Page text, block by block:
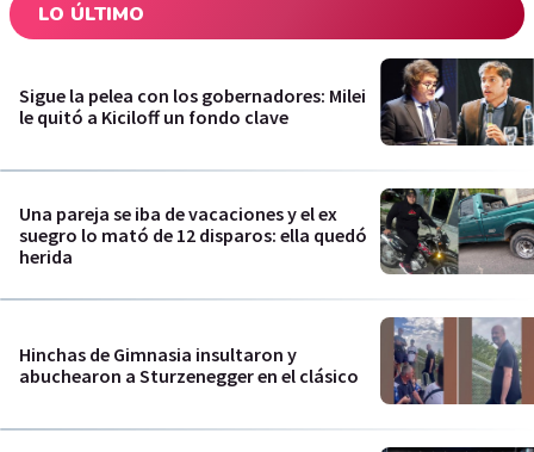
LO ÚLTIMO
Sigue la pelea con los gobernadores: Milei
le quitó a Kiciloff un fondo clave
Una pareja se iba de vacaciones y el ex
suegro lo mató de 12 disparos: ella quedó
herida
Hinchas de Gimnasia insultaron y
abuchearon a Sturzenegger en el clásico